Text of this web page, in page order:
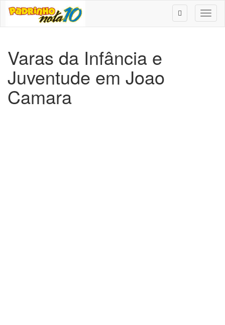
Varas da Infância e
Juventude em Joao
Camara